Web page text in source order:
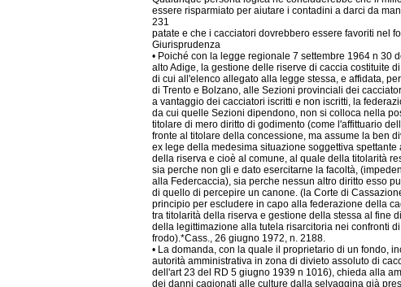
essere risparmiato per aiutare i contadini a darci da
231
patate e che i cacciatori dovrebbero essere favoriti nel
Giurisprudenza
• Poiché con la legge regionale 7 settembre 1964 n 30
alto Adige, la gestione delle riserve di caccia costituite
di cui all'elenco allegato alla legge stessa, e affidata,
di Trento e Bolzano, alle Sezioni provinciali dei
a vantaggio dei cacciatori iscritti e non iscritti, la
da cui quelle Sezioni dipendono, non si colloca nella
titolare di mero diritto di godimento (come l'affittuario
fronte al titolare della concessione, ma assume la ben
ex lege della medesima situazione soggettiva spettante
della riserva e cioè al comune, al quale della titolarità
sia perche non gli e dato esercitarne la facoltà,
alla Federcaccia), sia perche nessun altro diritto esso
di quello di percepire un canone. (la Corte di
principio per escludere in capo alla federazione della
tra titolarità della riserva e gestione della stessa al fine
della legittimazione alla tutela risarcitoria nei confronti
frodo).*Cass., 26 giugno 1972, n. 2188.
• La domanda, con la quale il proprietario di un fondo,
autorità amministrativa in zona di divieto assoluto di
dell'art 23 del RD 5 giugno 1939 n 1016), chieda alla
dei danni cagionati alle culture dalla selvaggina già